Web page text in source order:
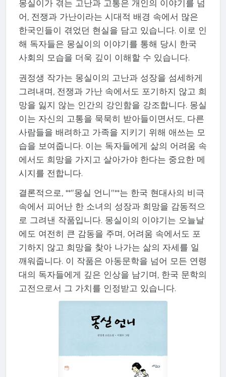
몽실이가 겪는 고난과 고통은 개인의 이야기를 넘
어, 전쟁과 가난이라는 시대적 배경 속에서 많은
한국인들이 겪었던 현실을 담고 있습니다. 이로 인
해 독자들은 몽실이의 이야기를 통해 당시 한국
사회의 모습을 더욱 깊이 이해할 수 있습니다.
권정생 작가는 몽실이의 고난과 성장을 섬세하게
그려내며, 전쟁과 가난 속에서도 포기하지 않고 희
망을 잃지 않는 인간의 강인함을 강조합니다. 몽실
이는 자신의 고통을 묵묵히 받아들이면서도, 다른
사람들을 배려하고 가족을 지키기 위해 애쓰는 모
습을 보여줍니다. 이는 독자들에게 삶의 어려움 속
에서도 희망을 가지고 살아가야 한다는 중요한 메
시지를 전합니다.
결론적으로, **"몽실 언니"**는 한국 현대사의 비극
속에서 피어난 한 소녀의 성장과 희망을 감동적으
로 그려낸 작품입니다. 몽실이의 이야기는 오늘날
에도 여전히 큰 감동을 주며, 어려움 속에서도 포
기하지 않고 희망을 찾아 나가는 삶의 자세를 일
깨워줍니다. 이 작품은 아동문학을 넘어 모든 연령
대의 독자들에게 깊은 인상을 남기며, 한국 문학의
고전으로서 그 가치를 인정받고 있습니다.